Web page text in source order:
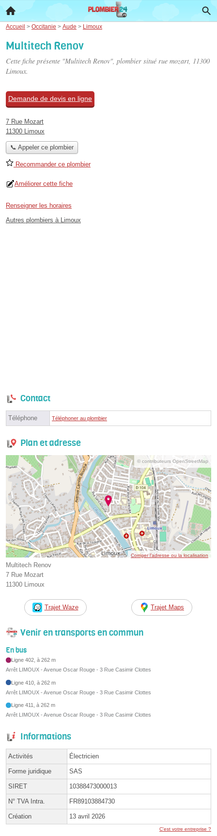
Accueil > Occitanie > Aude > Limoux
Multitech Renov
Cette fiche présente "Multitech Renov", plombier situé rue mozart, 11300
Limoux.
Demande de devis en ligne
7 Rue Mozart
11300 Limoux
📞 Appeler ce plombier
Recommander ce plombier
Améliorer cette fiche
Renseigner les horaires
Autres plombiers à Limoux
Contact
Téléphone Téléphoner au plombier
Plan et adresse
© contributeurs OpenStreetMap
Corriger l’adresse ou la localisation
Multitech Renov
7 Rue Mozart
11300 Limoux
Trajet Waze Trajet Maps
Venir en transports en commun
En bus
Ligne 402, à 262 m
Arrêt LIMOUX - Avenue Oscar Rouge - 3 Rue Casimir Clottes
Ligne 410, à 262 m
Arrêt LIMOUX - Avenue Oscar Rouge - 3 Rue Casimir Clottes
Ligne 411, à 262 m
Arrêt LIMOUX - Avenue Oscar Rouge - 3 Rue Casimir Clottes
Informations
Activités Électricien
Forme juridique SAS
SIRET 10388473000013
N° TVA Intra. FR89103884730
Création 13 avril 2026
C'est votre entreprise ?